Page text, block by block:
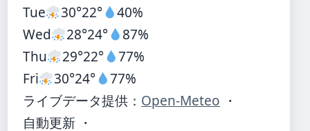
Tue
30°22°
40%
Wed
28°24°
87%
Thu
29°22°
77%
Fri
30°24°
77%
ライブデータ提供： Open-Meteo ・
自動更新 ・